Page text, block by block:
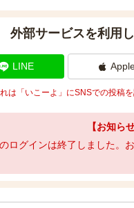
外部サービスを利用
LINE
は「いこーよ」にSNSでの投稿を
【お知らせ
ログインは終了しました。